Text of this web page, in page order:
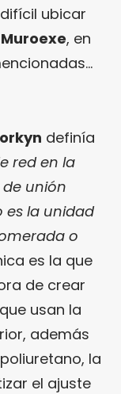
ubicar
Muroexe, en
definía
red en la
unión
es la unidad
o
es la que
de crear
usan la
además
la
el ajuste